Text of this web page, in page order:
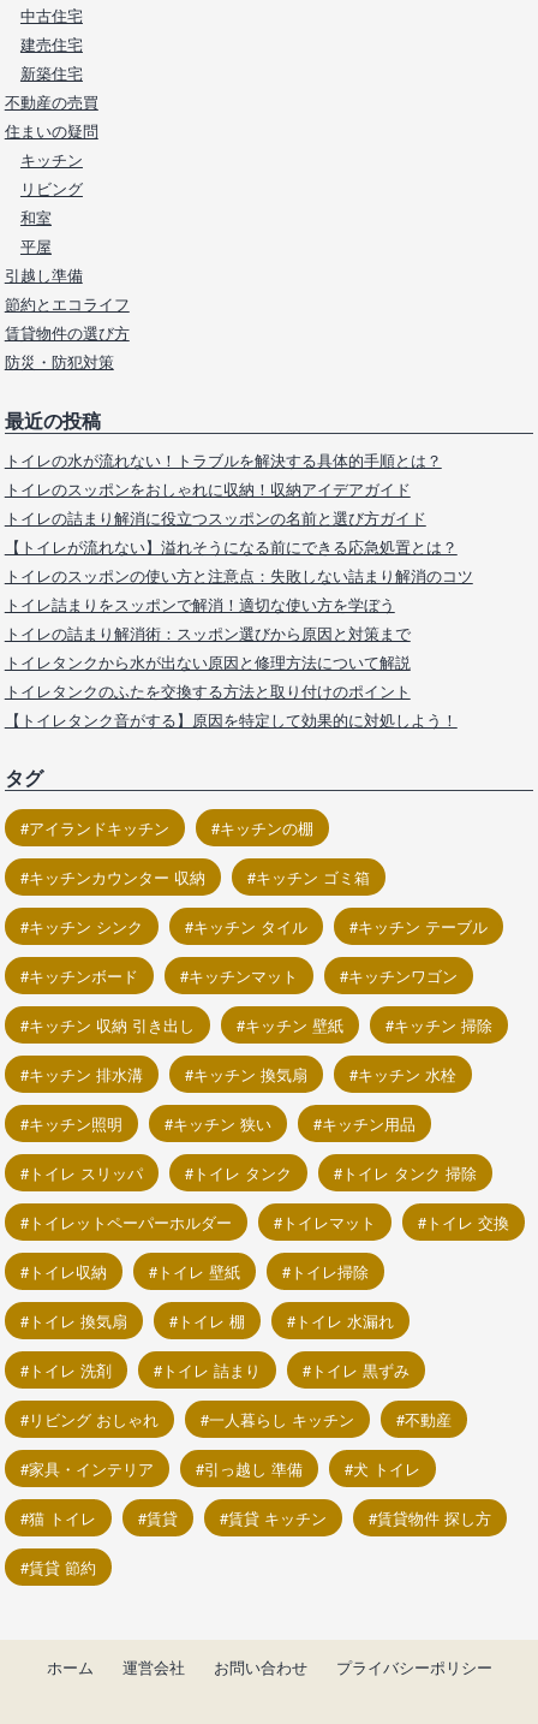
中古住宅
建売住宅
新築住宅
不動産の売買
住まいの疑問
キッチン
リビング
和室
平屋
引越し準備
節約とエコライフ
賃貸物件の選び方
防災・防犯対策
最近の投稿
トイレの水が流れない！トラブルを解決する具体的手順とは？
トイレのスッポンをおしゃれに収納！収納アイデアガイド
トイレの詰まり解消に役立つスッポンの名前と選び方ガイド
【トイレが流れない】溢れそうになる前にできる応急処置とは？
トイレのスッポンの使い方と注意点：失敗しない詰まり解消のコツ
トイレ詰まりをスッポンで解消！適切な使い方を学ぼう
トイレの詰まり解消術：スッポン選びから原因と対策まで
トイレタンクから水が出ない原因と修理方法について解説
トイレタンクのふたを交換する方法と取り付けのポイント
【トイレタンク音がする】原因を特定して効果的に対処しよう！
タグ
アイランドキッチン キッチンの棚
キッチンカウンター 収納 キッチン ゴミ箱
キッチン シンク キッチン タイル キッチン テーブル
キッチンボード キッチンマット キッチンワゴン
キッチン 収納 引き出し キッチン 壁紙 キッチン 掃除
キッチン 排水溝 キッチン 換気扇 キッチン 水栓
キッチン照明 キッチン 狭い キッチン用品
トイレ スリッパ トイレ タンク トイレ タンク 掃除
トイレットペーパーホルダー トイレマット トイレ 交換
トイレ収納 トイレ 壁紙 トイレ掃除
トイレ 換気扇 トイレ 棚 トイレ 水漏れ
トイレ 洗剤 トイレ 詰まり トイレ 黒ずみ
リビング おしゃれ 一人暮らし キッチン 不動産
家具・インテリア 引っ越し 準備 犬 トイレ
猫 トイレ 賃貸 賃貸 キッチン 賃貸物件 探し方
賃貸 節約
ホーム 運営会社 お問い合わせ プライバシーポリシー